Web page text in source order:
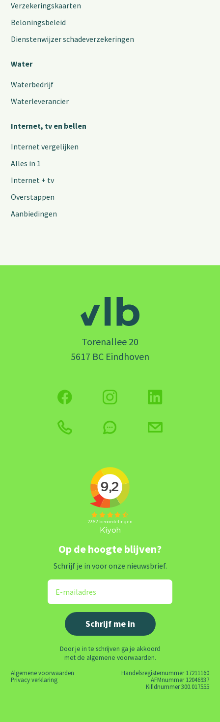
Verzekeringskaarten
Beloningsbeleid
Dienstenwijzer schadeverzekeringen
Water
Waterbedrijf
Waterleverancier
Internet, tv en bellen
Internet vergelijken
Alles in 1
Internet + tv
Overstappen
Aanbiedingen
Torenallee 20
5617 BC Eindhoven
Op de hoogte blijven?
Schrijf je in voor onze nieuwsbrief.
Door je in te schrijven ga je akkoord
met de algemene voorwaarden.
Algemene voorwaarden
Privacy verklaring
Handelsregisternummer 17211160
AFMnummer 12046937
Kifidnummer 300.017555